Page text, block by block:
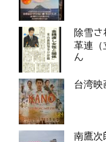
除雪さ
革連（
ん
台湾映
南鷹次